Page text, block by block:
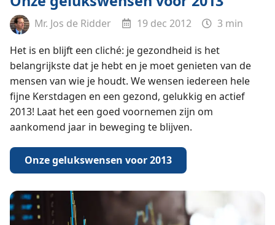
Mr. Jos de Ridder 19 dec 2012
3 min
Het is en blijft een cliché: je gezondheid is het
belangrijkste dat je hebt en je moet genieten van de
mensen van wie je houdt. We wensen iedereen hele
fijne Kerstdagen en een gezond, gelukkig en actief
2013! Laat het een goed voornemen zijn om
aankomend jaar in beweging te blijven.
Onze gelukswensen voor 2013